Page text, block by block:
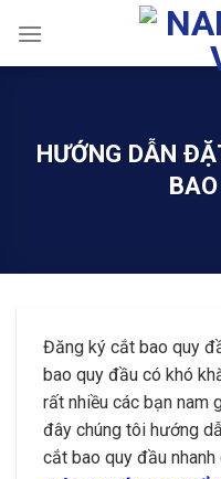
content
HƯỚNG DẪN
Đăng ký cắt bao quy
bao quy đầu có khó
rất nhiều các bạn nam
đây chúng tôi hướng
cắt bao quy đầu nhanh